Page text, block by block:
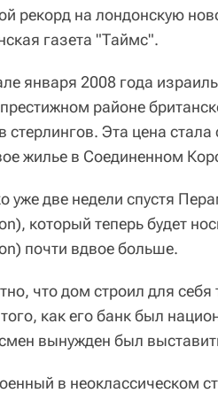
рекорд на лондонскую
газета "Таймс".
января 2008 года
районе
стерлингов. Эта цена
жилье в Соединенном
уже две недели спустя
который теперь будет
почти вдвое больше.
что дом строил для
как его банк был
вынужден был
в неоклассическом